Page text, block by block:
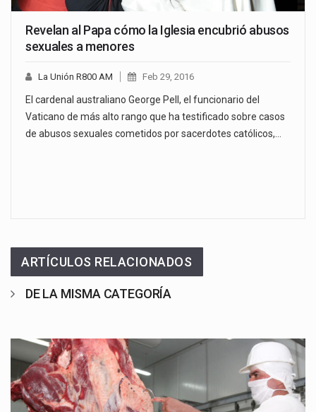
Revelan al Papa cómo la Iglesia encubrió abusos
sexuales a menores
La Unión R800 AM Feb 29, 2016
El cardenal australiano George Pell, el funcionario del
Vaticano de más alto rango que ha testificado sobre casos
de abusos sexuales cometidos por sacerdotes católicos,…
ARTÍCULOS RELACIONADOS
DE LA MISMA CATEGORÍA